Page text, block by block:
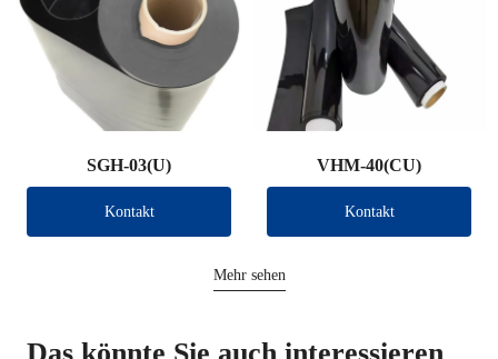
SGH-03(U)
Kontakt
VHM-40(CU)
Kontakt
Mehr sehen